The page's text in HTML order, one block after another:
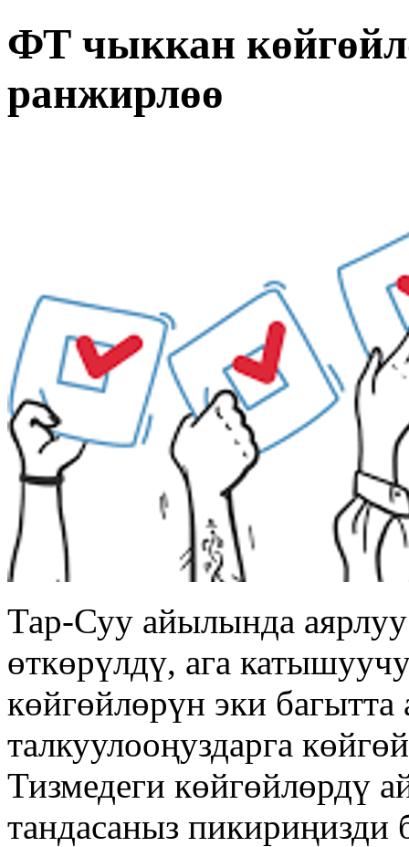
ФТ чыккан
ранжирлөө
Тар-Суу айылында
өткөрүлдү, ага
көйгөйлөрүн эки
талкуулооңуздарга
Тизмедеги көйгөйлөрдү
тандасаныз пикириңизди